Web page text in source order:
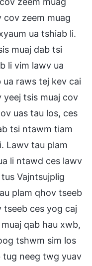
cov zeem muag
ua tshiab li.
muaj dab tsi
li vim lawv ua
raws tej kev cai
tsis muaj cov
uas tau los, ces
tsi ntawm tiam
Lawv tau plam
li ntawd ces lawv
Vajntsujplig
plam qhov tseeb
tseeb ces yog caj
qab hau xwb,
tshwm sim los
tug neeg twg yuav